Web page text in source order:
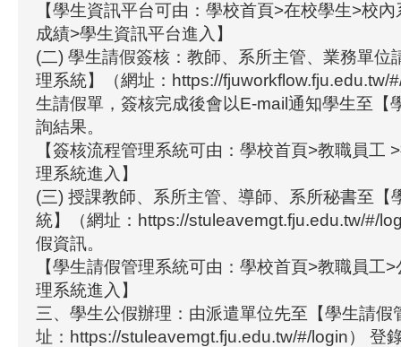
【學生資訊平台可由：學校首頁>在校學生>校
成績>學生資訊平台進入】
(二) 學生請假簽核：教師、系所主管、業務單位
理系統】（網址：https://fjuworkflow.fju.edu.tw/
生請假單，簽核完成後會以E-mail通知學生至【
詢結果。
【簽核流程管理系統可由：學校首頁>教職員工
理系統進入】
(三) 授課教師、系所主管、導師、系所秘書至【
統】（網址：https://stuleavemgt.fju.edu.tw/#/
假資訊。
【學生請假管理系統可由：學校首頁>教職員工
理系統進入】
三、學生公假辦理：由派遣單位先至【學生請假
址：https://stuleavemgt.fju.edu.tw/#/login） 登